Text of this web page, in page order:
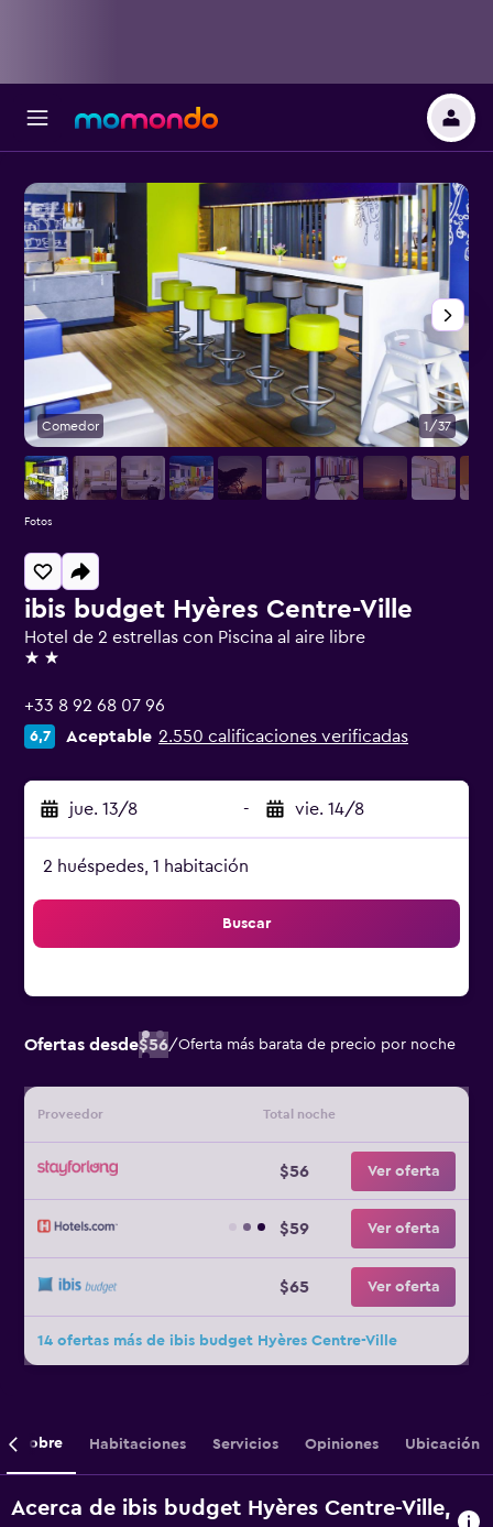
ibis budget Hyères Centre-Ville
Hotel de 2 estrellas con Piscina al aire libre
2 estrellas
+33 8 92 68 07 96
6,7 Aceptable 2.550 calificaciones verificadas
jue. 13/8 - vie. 14/8
2 huéspedes, 1 habitación
Buscar
Ofertas desde$56/Oferta más barata de precio por noche
Proveedor Total noche
$56 Ver oferta
$59 Ver oferta
$65 Ver oferta
14 ofertas más de ibis budget Hyères Centre-Ville
Comedor 1/37
Fotos
Sobre Habitaciones Servicios Opiniones Ubicación
Acerca de ibis budget Hyères Centre-Ville,